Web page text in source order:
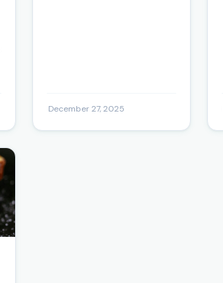
December 27, 2025